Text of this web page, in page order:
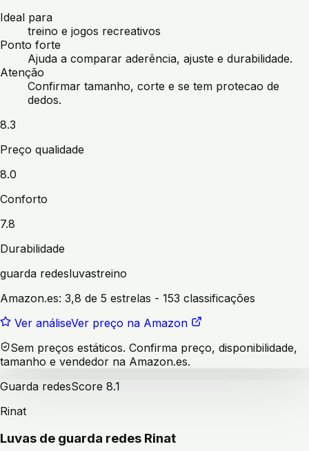
Ideal para
treino e jogos recreativos
Ponto forte
Ajuda a comparar aderência, ajuste e durabilidade.
Atenção
Confirmar tamanho, corte e se tem protecao de
dedos.
8.3
Preço qualidade
8.0
Conforto
7.8
Durabilidade
guarda redesluvastreino
Amazon.es: 3,8 de 5 estrelas - 153 classificações
Ver análiseVer preço na Amazon
Sem preços estáticos. Confirma preço, disponibilidade,
tamanho e vendedor na Amazon.es.
Guarda redesScore 8.1
Rinat
Luvas de guarda redes Rinat